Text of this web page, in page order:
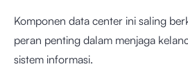
Komponen data center ini saling
peran penting dalam menjaga
sistem informasi.